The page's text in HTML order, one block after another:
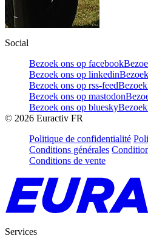
Social
Bezoek ons op facebook
Bezoek ons op linkedin
Bezoek ons op rss-feed
Bezoek ons op mastodon
Bezoek ons op bluesky
© 2026 Euractiv FR
Politique de confidentialité
Conditions générales
Conditions de vente
Services